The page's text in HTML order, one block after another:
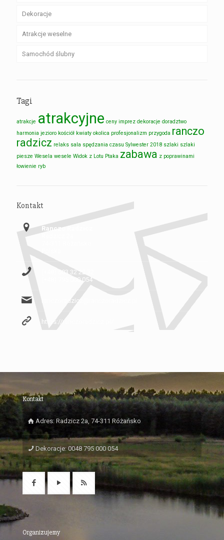
Dekoracje
Atrakcje weselne
Samochód ślubny
Tagi
atrakcje atrakcyjne ceny imprez dekoracje doradztwo
harmonia jezioro kościół kwiaty okolica profesjonalizm przygoda ranczo
radzicz relaks sala spędzania czasu Sylwester 2018 szlaki szlaki
piesze Wesela wesele Widok z Lotu Ptaka zabawa z poprawinami
łowienie ryb
Kontakt
Ranczo Radzicz
(+48) 603 32 22 32
(+48) 795 000 054
ranczoradzicz@ranczoradzicz.pl
https://ranczoradzicz.pl/
Kontakt
Adres: Radzicz 2a, 74-311 Różańsko
Dekoracje: 0048 795 000 054
Organizujemy